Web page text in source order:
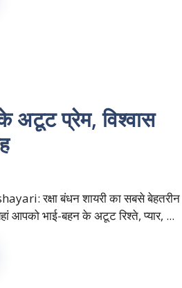
प्रेम, विश्वास
रक्षा बंधन शायरी का सबसे बेहतरीन
आपको भाई-बहन के अटूट रिश्ते, प्यार, ...